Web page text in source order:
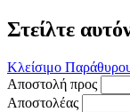
Στείλτε
Κλείσιμο
Αποστολή προς
Αποστολέας